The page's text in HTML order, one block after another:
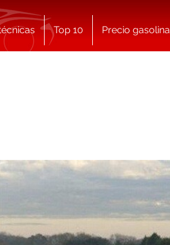
Top 10 Precio gasolina